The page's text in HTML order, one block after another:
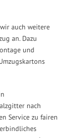
auch weitere
an. Dazu
und
nach
Service zu fairen